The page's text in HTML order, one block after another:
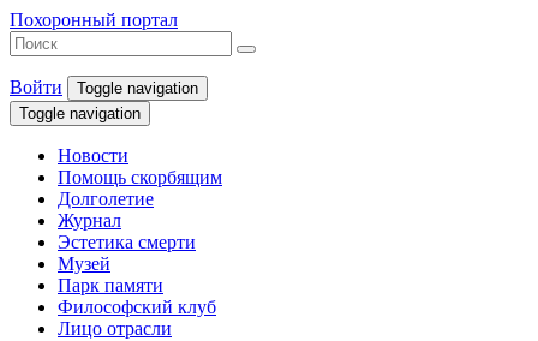
Похоронный портал
Войти
Toggle navigation
Toggle navigation
Новости
Помощь скорбящим
Долголетие
Журнал
Эстетика смерти
Музей
Парк памяти
Философский клуб
Лицо отрасли